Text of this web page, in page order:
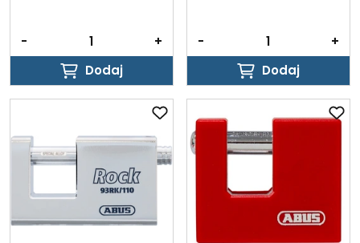
-
+
Dodaj
Dodaj
-
+
Dodaj
Dodaj